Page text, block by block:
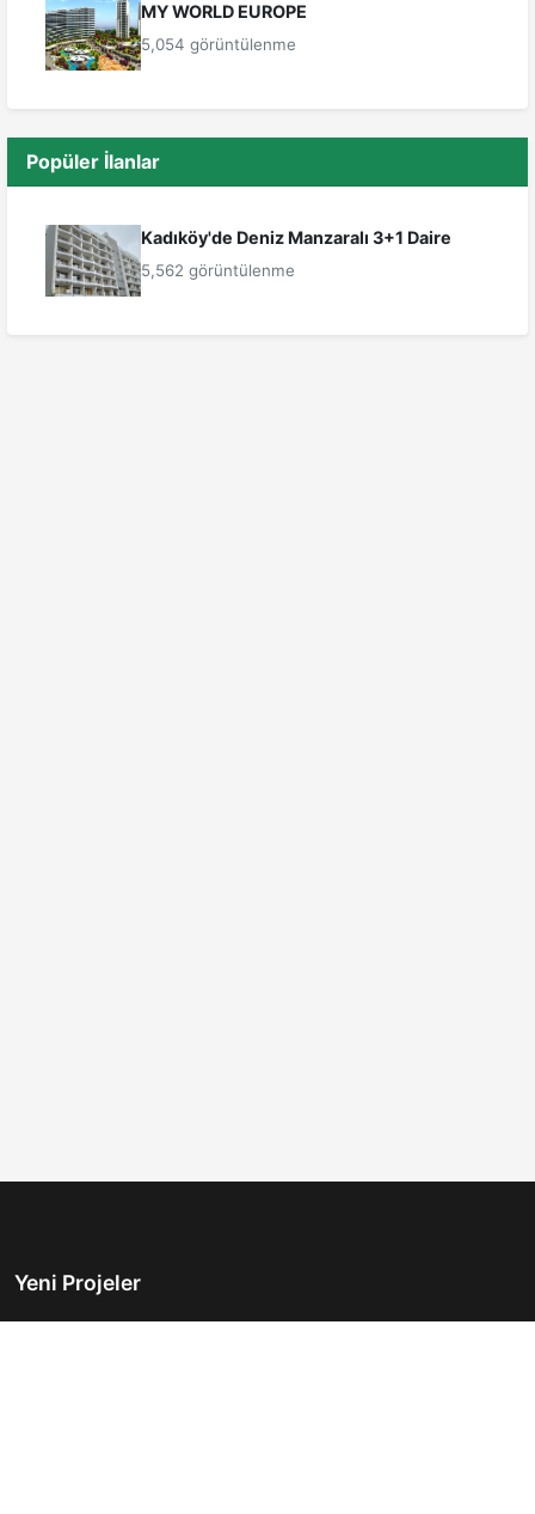
MY WORLD EUROPE
5,054 görüntülenme
Popüler İlanlar
Kadıköy'de Deniz Manzaralı 3+1 Daire
5,562 görüntülenme
Yeni Projeler